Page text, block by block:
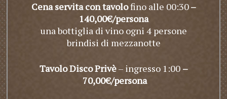
Cena servita con tavolofino alle 00:30–
140,00€/persona
una bottiglia di vino ogni 4 persone
brindisi di mezzanotte
Tavolo Disco Privè– ingresso 1:00 –
70,00€/persona